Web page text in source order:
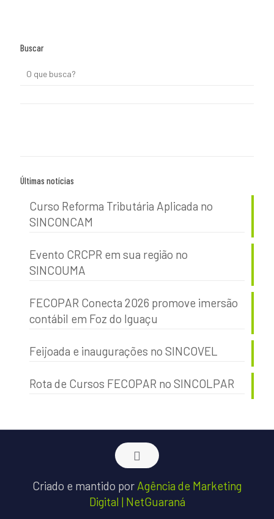
Buscar
Últimas notícias
Curso Reforma Tributária Aplicada no
SINCONCAM
Evento CRCPR em sua região no
SINCOUMA
FECOPAR Conecta 2026 promove imersão
contábil em Foz do Iguaçu
Feijoada e inaugurações no SINCOVEL
Rota de Cursos FECOPAR no SINCOLPAR
Criado e mantido por Agência de Marketing
Digital | NetGuaraná